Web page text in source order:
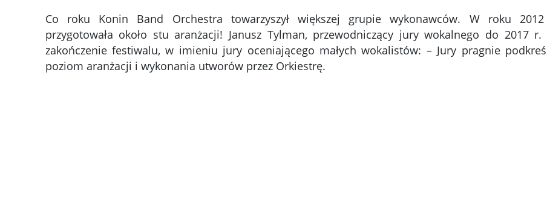
Co roku Konin Band Orchestra towarzyszył większej grupie wykonawców. W roku
przygotowała około stu aranżacji! Janusz Tylman, przewodniczący jury wokalnego do 2017 r.
zakończenie festiwalu, w imieniu jury oceniającego małych wokalistów: – Jury pragnie
poziom aranżacji i wykonania utworów przez Orkiestrę.